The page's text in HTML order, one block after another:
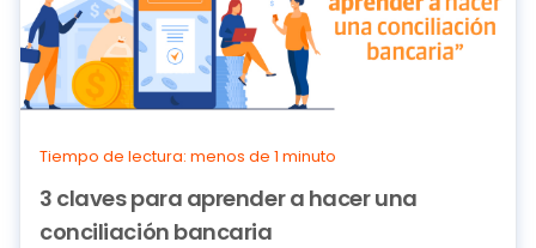
Tiempo de lectura: menos de 1 minuto
3 claves para aprender a hacer una
conciliación bancaria